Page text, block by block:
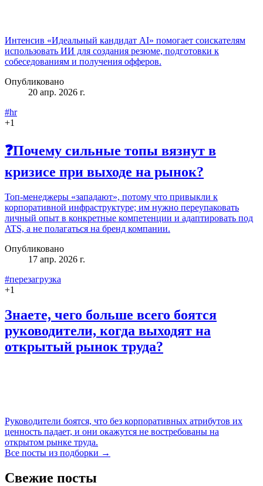
Интенсив «Идеальный кандидат AI» помогает соискателям
использовать ИИ для создания резюме, подготовки к
собеседованиям и получения офферов.
Опубликовано
20 апр. 2026 г.
#hr
+1
❓Почему сильные топы вязнут в
кризисе при выходе на рынок?
Топ‑менеджеры «западают», потому что привыкли к
корпоративной инфраструктуре; им нужно переупаковать
личный опыт в конкретные компетенции и адаптировать под
ATS, а не полагаться на бренд компании.
Опубликовано
17 апр. 2026 г.
#перезагрузка
+1
Знаете, чего больше всего боятся
руководители, когда выходят на
открытый рынок труда?
Руководители боятся, что без корпоративных атрибутов их
ценность падает, и они окажутся не востребованы на
открытом рынке труда.
Все посты из подборки →
Свежие посты